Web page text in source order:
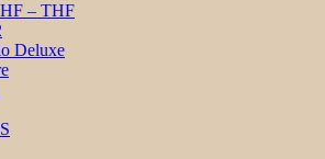
– THF
Deluxe